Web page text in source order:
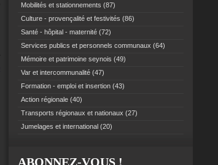
Mobilités et stationnements (87)
Culture - provençalité et festivités (86)
Santé - hôpital - maternité (72)
Services publics et personnels communaux (64)
Mémoire et patrimoine seynois (49)
Var et intercommunalité (47)
Formation - emploi et insertion (43)
Action régionale (40)
Transports régionaux et nationaux (27)
Jumelages et international (20)
ABONNEZ-VOUS !